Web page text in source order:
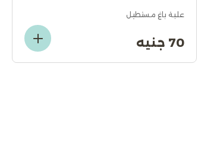
علبة باغ مستطيل
70 جنيه